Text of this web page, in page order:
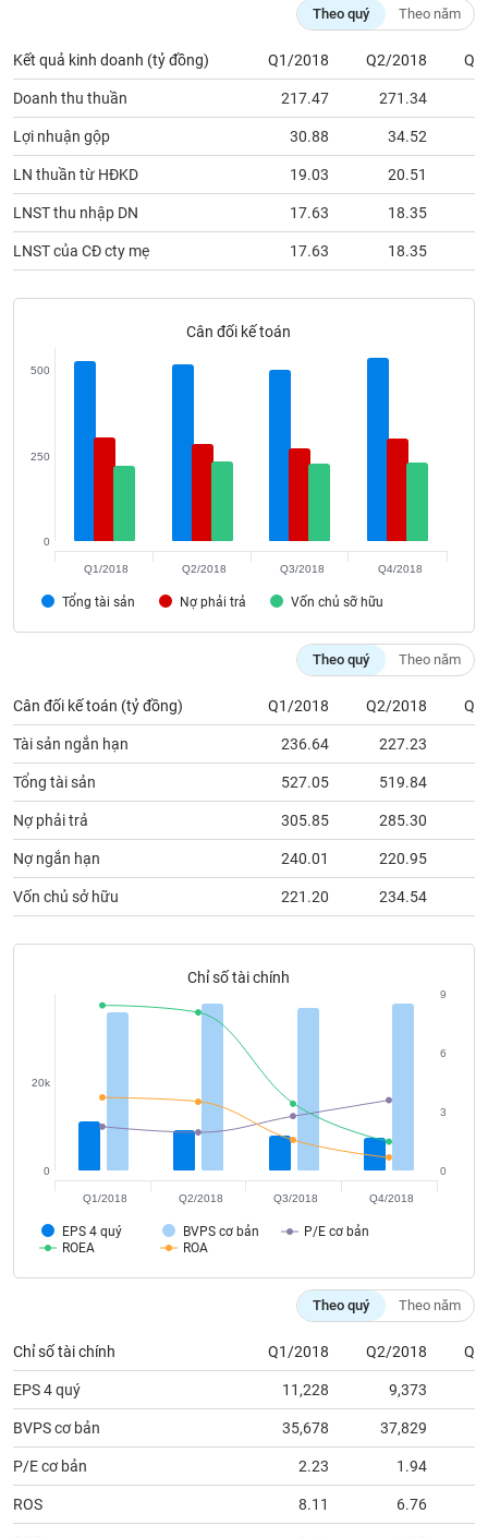
Theo quý Theo năm
Kết quả kinh doanh (tỷ đồng) Q1/2018 Q2/2018
Doanh thu thuần 217.47 271.34
Lợi nhuận gộp 30.88 34.52
LN thuần từ HĐKD 19.03 20.51
LNST thu nhập DN 17.63 18.35
LNST của CĐ cty mẹ 17.63 18.35
Cân đối kế toán
Tổng tài sản Nợ phải trả Vốn chủ sỡ hữu
0
250
500
Q1/2018 Q2/2018 Q3/2018 Q4/2018
Theo quý Theo năm
Cân đối kế toán (tỷ đồng) Q1/2018 Q2/2018
Tài sản ngắn hạn 236.64 227.23
Tổng tài sản 527.05 519.84
Nợ phải trả 305.85 285.30
Nợ ngắn hạn 240.01 220.95
Vốn chủ sở hữu 221.20 234.54
Chỉ số tài chính
EPS 4 quý BVPS cơ bản
P/E cơ bản
ROEA
ROA
0
20k
0
3
6
9
Q1/2018 Q2/2018 Q3/2018 Q4/2018
Theo quý Theo năm
Chỉ số tài chính Q1/2018 Q2/2018
EPS 4 quý 11,228 9,373
BVPS cơ bản 35,678 37,829
P/E cơ bản 2.23 1.94
ROS 8.11 6.76
(-)
Báo
cáo
phân
tích
(-)
Thuật
ngữ
vụ
Đào
chính
Công
cụ
đầu
tư
Dữ